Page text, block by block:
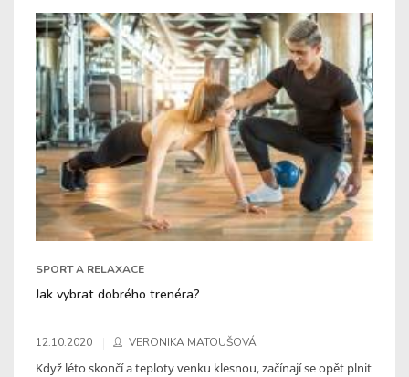
SPORT A RELAXACE
Jak vybrat dobrého trenéra?
12.10.2020 VERONIKA MATOUŠOVÁ
Když léto skončí a teploty venku klesnou, začínají se opět plnit